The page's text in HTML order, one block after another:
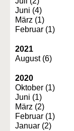
Juni (4)
März (1)
Februar (1)
2021
August (6)
2020
Oktober (1)
Juni (1)
März (2)
Februar (1)
Januar (2)